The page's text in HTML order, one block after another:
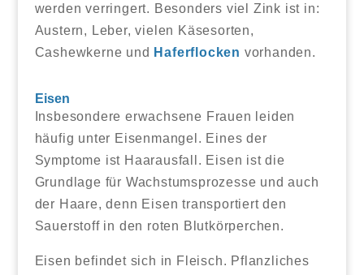
werden verringert. Besonders viel Zink ist in:
Austern, Leber, vielen Käsesorten,
Cashewkerne und Haferflocken vorhanden.
Eisen
Insbesondere erwachsene Frauen leiden
häufig unter Eisenmangel. Eines der
Symptome ist Haarausfall. Eisen ist die
Grundlage für Wachstumsprozesse und auch
der Haare, denn Eisen transportiert den
Sauerstoff in den roten Blutkörperchen.
Eisen befindet sich in Fleisch. Pflanzliches